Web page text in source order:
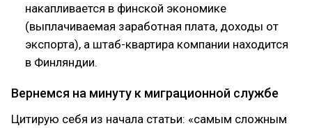
накапливается в финской экономике
(выплачиваемая заработная плата, доходы от
экспорта), а штаб-квартира компании находится
в Финляндии.
Вернемся на минуту к миграционной службе
Цитирую себя из начала статьи: «самым сложным